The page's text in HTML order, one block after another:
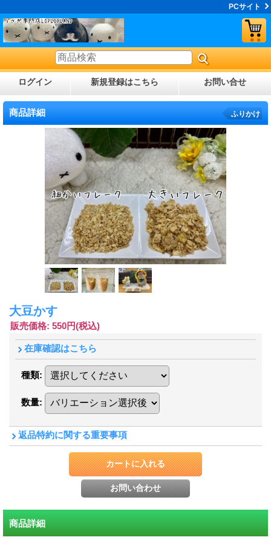
PCサイト
ログイン 新規登録はこちら お問い合せ
商品詳細 ふりかけ
大豆かす
販売価格: 550円(税込)
在庫確認はこちら
種類:
数量:
返品特約に関する重要事項
商品詳細